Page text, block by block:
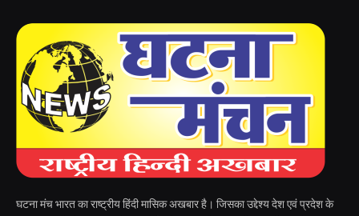
घटना मंच भारत का राष्ट्रीय हिंदी मासिक अखबार है। जिसका उद्देश्य देश एवं प्रदेश के